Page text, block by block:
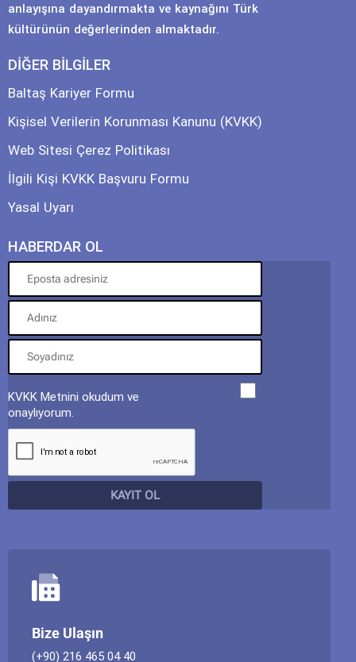
anlayışına dayandırmakta ve kaynağını Türk
kültürünün değerlerinden almaktadır.
DİĞER BİLGİLER
Baltaş Kariyer Formu
Kişisel Verilerin Korunması Kanunu (KVKK)
Web Sitesi Çerez Politikası
İlgili Kişi KVKK Başvuru Formu
Yasal Uyarı
HABERDAR OL
KVKK Metnini okudum ve
onaylıyorum.
Bize Ulaşın
(+90) 216 465 04 40